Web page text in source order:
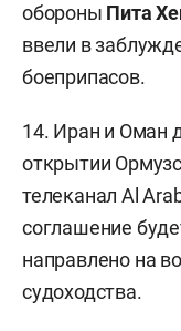
обороны Пита
ввели в
боеприпасов.
14. Иран и Оман
открытии
телеканал Al
соглашение
направлено на
судоходства.